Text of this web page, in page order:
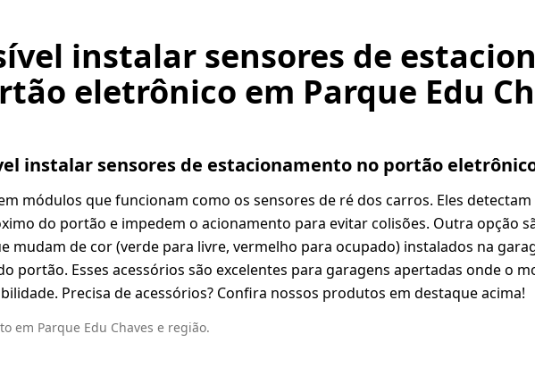
instalar sensores de
eletrônico em Parque Edu
instalar sensores de estacionamento no portão
módulos que funcionam como os sensores de ré dos carros. Eles detectam
do portão e impedem o acionamento para evitar colisões. Outra opção
mudam de cor (verde para livre, vermelho para ocupado) instalados na
portão. Esses acessórios são excelentes para garagens apertadas onde o
Precisa de acessórios? Confira nossos produtos em destaque acima!
em Parque Edu Chaves e região.